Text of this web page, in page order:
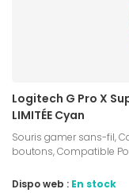
Logitech G Pro X
LIMITÉE Cyan
Souris gamer sans-fil,
boutons, Compatible
Dispo web : En stock